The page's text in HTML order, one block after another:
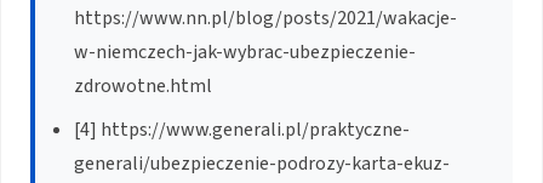
https://www.nn.pl/blog/posts/2021/wakacje-
w-niemczech-jak-wybrac-ubezpieczenie-
zdrowotne.html
[4] https://www.generali.pl/praktyczne-
generali/ubezpieczenie-podrozy-karta-ekuz-